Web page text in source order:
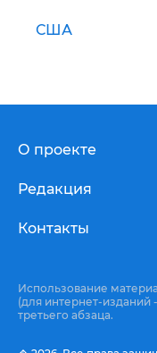
США
О проекте
Редакция
Контакты
Использование
(для интернет-изданий
третьего абзаца.